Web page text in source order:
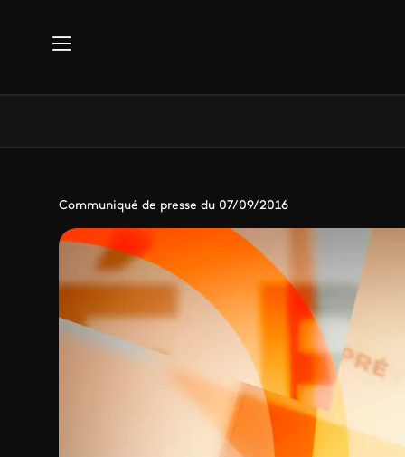
Communiqué de presse du 07/09/2016